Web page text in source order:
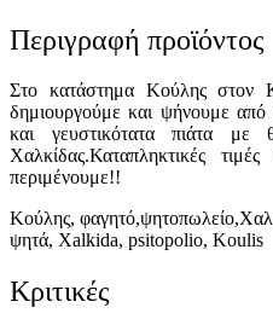
Περιγραφή προϊόντος
Στο κατάστημα Κούλης στον
δημιουργούμε και ψήνουμε από
και γευστικότατα πιάτα
Χαλκίδας.Καταπληκτικές
περιμένουμε!!
Κούλης,
ψητά, Xalkida, psitopolio, Koulis
Κριτικές